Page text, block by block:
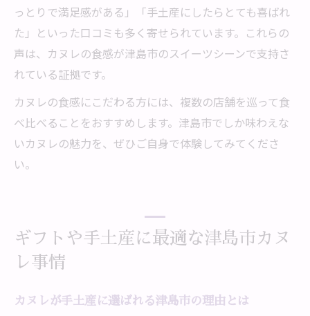
っとりで満足感がある」「手土産にしたらとても喜ばれ
た」といった口コミも多く寄せられています。これらの
声は、カヌレの食感が津島市のスイーツシーンで支持さ
れている証拠です。
カヌレの食感にこだわる方には、複数の店舗を巡って食
べ比べることをおすすめします。津島市でしか味わえな
いカヌレの魅力を、ぜひご自身で体験してみてくださ
い。
ギフトや手土産に最適な津島市カヌ
レ事情
カヌレが手土産に選ばれる津島市の理由とは